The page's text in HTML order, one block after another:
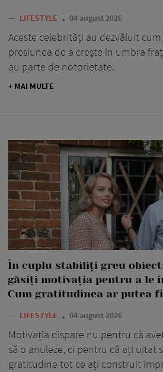
— LIFESTYLE 04 august 2026
Aceste celebrități au dezvăluit
presiunea de a crește în umbra
au parte de notorietate.
+ MAI MULTE
În cuplu stabiliți greu
găsiți motivația pentru a le
Cum gratitudinea ar putea
— LIFESTYLE 04 august 2026
Motivația dispare nu pentru că
să o anuleze, ci pentru că ați uitat
gratitudine tot ce ați construit